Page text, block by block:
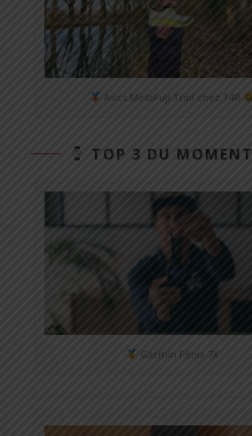
Asics MetaFuji Trail chez T4R
TOP 3 DU MOMENT
Garmin Fénix 7X